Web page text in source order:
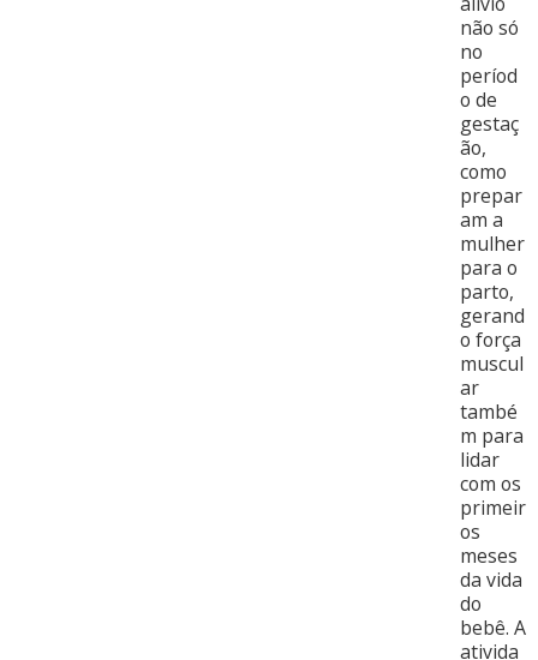
não só
no
períod
o de
gestaç
ão,
como
prepar
am a
mulher
para o
parto,
gerand
o força
muscul
ar
també
m para
lidar
com os
primeir
os
meses
da vida
do
bebê. A
ativida